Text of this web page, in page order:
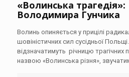
«Волинська
Володимира Гунчика
Волинь опиняється у прицілі
шовіністичних сил сусідньої Польщі.
відзначатимуть річницю трагічних
назвою «Волинська різня»,